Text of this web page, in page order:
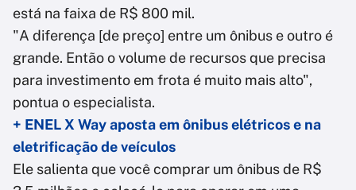
está na faixa de R$ 800 mil.
"A diferença [de preço] entre um ônibus e outro é
grande. Então o volume de recursos que precisa
para investimento em frota é muito mais alto",
pontua o especialista.
+ ENEL X Way aposta em ônibus elétricos e na
eletrificação de veículos
Ele salienta que você comprar um ônibus de R$